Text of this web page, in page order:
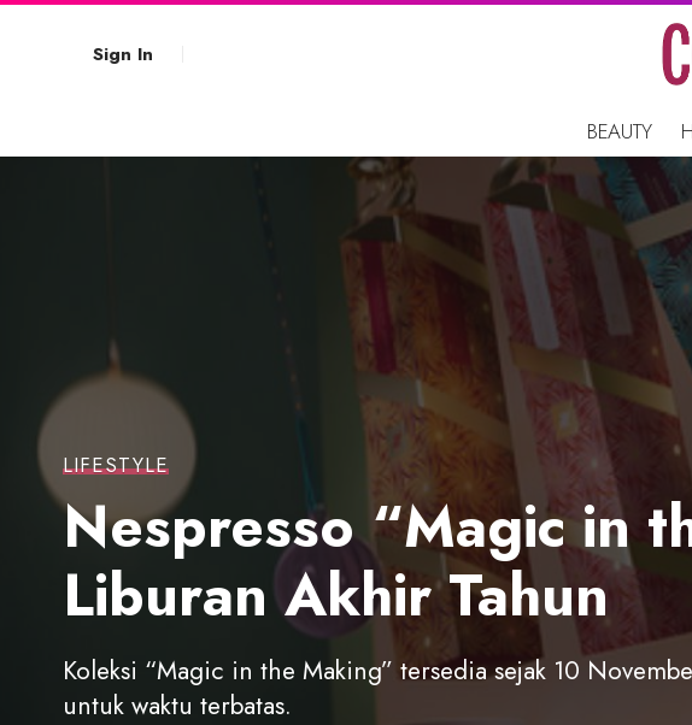
Sign In
BEAUTY
LIFESTYLE
Nespresso “Magic in
Liburan Akhir Tahun
Koleksi “Magic in the Making” tersedia sejak 10
untuk waktu terbatas.